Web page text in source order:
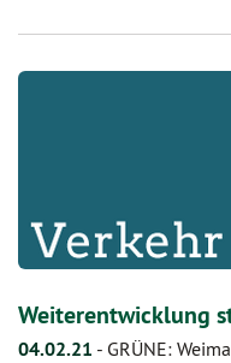
Weiterentwicklung
04.02.21 - GRÜNE: